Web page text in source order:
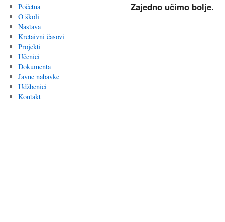
Početna
O školi
Nastava
Kretaivni časovi
Projekti
Učenici
Dokumenta
Javne nabavke
Udžbenici
Kontakt
Zajedno učimo bolje.